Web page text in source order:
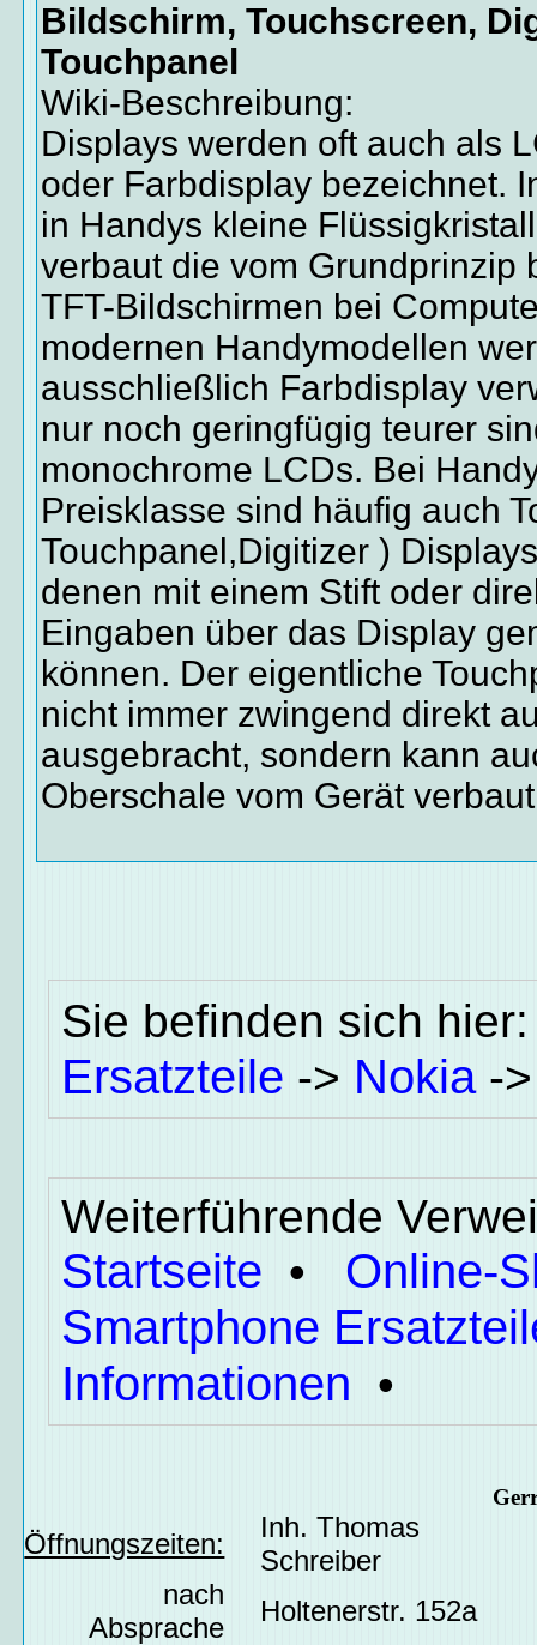
Bildschirm, Touchscreen,
Touchpanel
Wiki-Beschreibung:
Displays werden oft auch als
oder Farbdisplay bezeichnet.
in Handys kleine
verbaut die vom Grundprinzip
TFT-Bildschirmen bei
modernen Handymodellen
ausschließlich Farbdisplay
nur noch geringfügig teurer
monochrome LCDs. Bei
Preisklasse sind häufig auch
Touchpanel,Digitizer )
denen mit einem Stift oder
Eingaben über das Display
können. Der eigentliche
nicht immer zwingend direkt
ausgebracht, sondern kann
Oberschale vom Gerät
Sie befinden sich
Ersatzteile -> Nokia-
Weiterführende
Startseite • Online-
Smartphone
Informationen •
Öffnungszeiten:
Inh. Thomas
Schreiber
nach
Absprache
Holtenerstr. 152a